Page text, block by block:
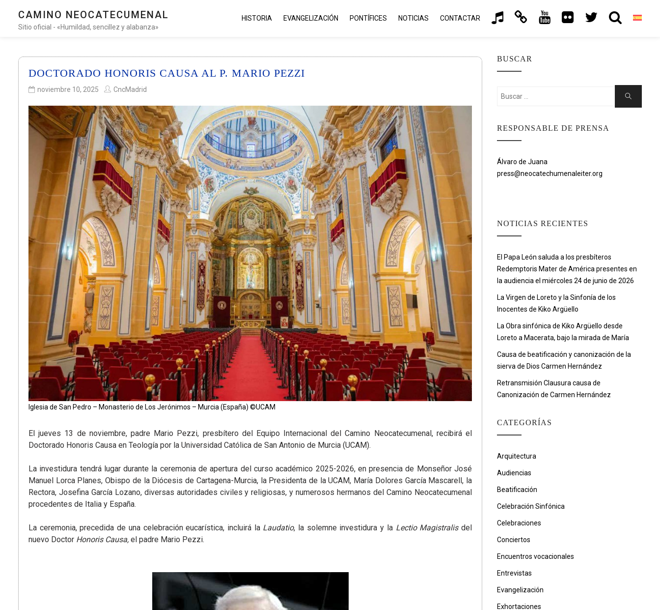
CAMINO NEOCATECUMENAL
Sitio oficial - «Humildad, sencillez y alabanza»
HISTORIA EVANGELIZACIÓN PONTÍFICES NOTICIAS CONTACTAR
DOCTORADO HONORIS CAUSA AL P. MARIO PEZZI
noviembre 10, 2025 CncMadrid
Iglesia de San Pedro – Monasterio de Los Jerónimos – Murcia (España) ©UCAM
El jueves 13 de noviembre, padre Mario Pezzi, presbítero del Equipo Internacional del Camino Neocatecumenal, recibirá el
Doctorado Honoris Causa en Teología por la Universidad Católica de San Antonio de Murcia (UCAM).
La investidura tendrá lugar durante la ceremonia de apertura del curso académico 2025-2026, en presencia de Monseñor José
Manuel Lorca Planes, Obispo de la Diócesis de Cartagena-Murcia, la Presidenta de la UCAM, María Dolores García Mascarell, la
Rectora, Josefina García Lozano, diversas autoridades civiles y religiosas, y numerosos hermanos del Camino Neocatecumenal
procedentes de Italia y España.
La ceremonia, precedida de una celebración eucarística, incluirá la Laudatio, la solemne investidura y la Lectio Magistralisdel
nuevo Doctor Honoris Causa, el padre Mario Pezzi.
BUSCAR
Buscar:
Buscar
RESPONSABLE DE PRENSA
Álvaro de Juana
press@neocatechumenaleiter.org
NOTICIAS RECIENTES
El Papa León saluda a los presbíteros
Redemptoris Mater de América presentes en
la audiencia el miércoles 24 de junio de 2026
La Virgen de Loreto y la Sinfonía de los
Inocentes de Kiko Argüello
La Obra sinfónica de Kiko Argüello desde
Loreto a Macerata, bajo la mirada de María
Causa de beatificación y canonización de la
sierva de Dios Carmen Hernández
Retransmisión Clausura causa de
Canonización de Carmen Hernández
CATEGORÍAS
Arquitectura
Audiencias
Beatificación
Celebración Sinfónica
Celebraciones
Conciertos
Encuentros vocacionales
Entrevistas
Evangelización
Exhortaciones